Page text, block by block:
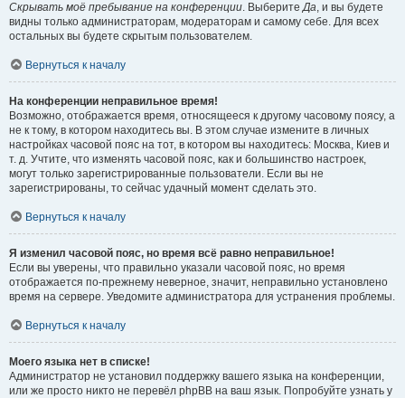
Скрывать моё пребывание на конференции. ВыберитеДа, и вы будете
видны только администраторам, модераторам и самому себе. Для всех
остальных вы будете скрытым пользователем.
Вернуться к началу
На конференции неправильное время!
Возможно, отображается время, относящееся к другому часовому поясу, а
не к тому, в котором находитесь вы. В этом случае измените в личных
настройках часовой пояс на тот, в котором вы находитесь: Москва, Киев и
т. д. Учтите, что изменять часовой пояс, как и большинство настроек,
могут только зарегистрированные пользователи. Если вы не
зарегистрированы, то сейчас удачный момент сделать это.
Вернуться к началу
Я изменил часовой пояс, но время всё равно неправильное!
Если вы уверены, что правильно указали часовой пояс, но время
отображается по-прежнему неверное, значит, неправильно установлено
время на сервере. Уведомите администратора для устранения проблемы.
Вернуться к началу
Моего языка нет в списке!
Администратор не установил поддержку вашего языка на конференции,
или же просто никто не перевёл phpBB на ваш язык. Попробуйте узнать у